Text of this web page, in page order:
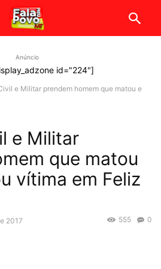
Anúncio
id="224"]
e Militar prendem homem que matou e
e Militar
que matou
vítima em Feliz
2017 0
555